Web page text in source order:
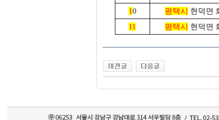
10 평택시
현덕면
11 평택시 현덕면